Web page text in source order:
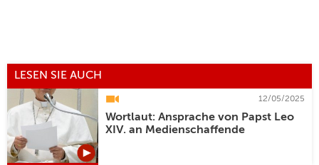
LESEN SIE AUCH
12/05/2025
Wortlaut: Ansprache von Papst Leo
XIV. an Medienschaffende